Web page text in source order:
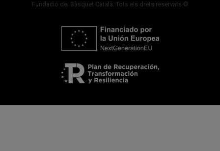
Fundació del Bàsquet Català. Tots els drets reservats ©